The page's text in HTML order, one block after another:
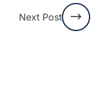
Next Post